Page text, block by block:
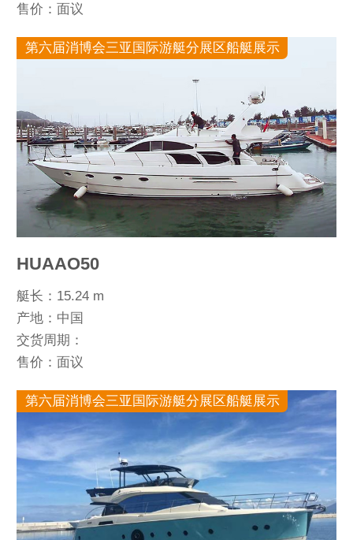
售价：面议
第六届消博会三亚国际游艇分展区船艇展示
HUAAO50
艇长：15.24 m
产地：中国
交货周期：
售价：面议
第六届消博会三亚国际游艇分展区船艇展示